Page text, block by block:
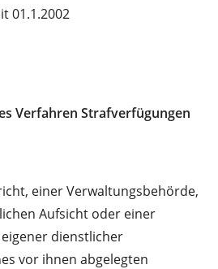
01.1.2002
Verfahren Strafverfügungen
einer Verwaltungsbehörde,
Aufsicht oder einer
dienstlicher
vor ihnen abgelegten